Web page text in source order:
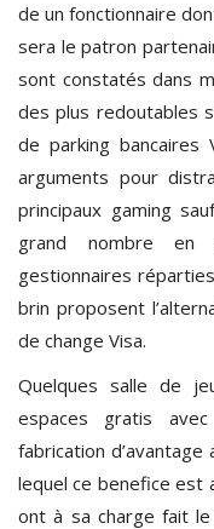
de un fonctionnaire
sera le patron
sont constatés dans
des plus redoutables
de parking bancaires
arguments pour
principaux gaming
grand nombre en
gestionnaires
brin proposent
de change Visa.
Quelques salle de
espaces gratis
fabrication
lequel ce benefice est
ont à sa charge fait